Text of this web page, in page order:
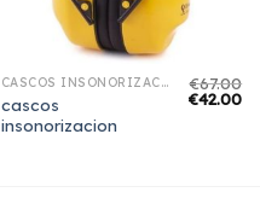
CASCOS INSONORIZACION
cascos
insonorizacion
€67.00
€42.00